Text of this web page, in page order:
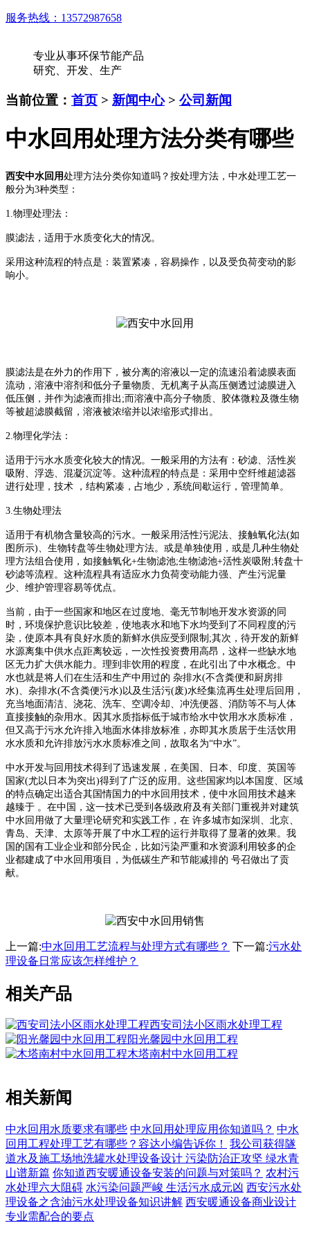
服务热线： 13572987658
专业从事环保节能产品
研究、开发、生产
当前位置： 首页 > 新闻中心> 公司新闻
中水回用处理方法分类有哪些
西安中水回用处理方法分类你知道吗？按处理方法，中水处理工艺一
般分为3种类型：
1.物理处理法：
膜滤法，适用于水质变化大的情况。
采用这种流程的特点是：装置紧凑，容易操作，以及受负荷变动的影
响小。
膜滤法是在外力的作用下，被分离的溶液以一定的流速沿着滤膜表面
流动，溶液中溶剂和低分子量物质、无机离子从高压侧透过滤膜进入
低压侧，并作为滤液而排出;而溶液中高分子物质、胶体微粒及微生物
等被超滤膜截留，溶液被浓缩并以浓缩形式排出。
2.物理化学法：
适用于污水水质变化较大的情况。一般采用的方法有：砂滤、活性炭
吸附、浮选、混凝沉淀等。这种流程的特点是：采用中空纤维超滤器
进行处理，技术 ，结构紧凑，占地少，系统间歇运行，管理简单。
3.生物处理法
适用于有机物含量较高的污水。一般采用活性污泥法、接触氧化法(如
图所示)、生物转盘等生物处理方法。或是单独使用，或是几种生物处
理方法组合使用，如接触氧化+生物滤池;生物滤池+活性炭吸附;转盘十
砂滤等流程。这种流程具有适应水力负荷变动能力强、产生污泥量
少、维护管理容易等优点。
当前，由于一些国家和地区在过度地、毫无节制地开发水资源的同
时，环境保护意识比较差，使地表水和地下水均受到了不同程度的污
染，使原本具有良好水质的新鲜水供应受到限制;其次，待开发的新鲜
水源离集中供水点距离较远，一次性投资费用高昂，这样一些缺水地
区无力扩大供水能力。理到非饮用的程度，在此引出了中水概念。中
水也就是将人们在生活和生产中用过的 杂排水(不含粪便和厨房排
水)、杂排水(不含粪便污水)以及生活污(废)水经集流再生处理后回用，
充当地面清洁、浇花、洗车、空调冷却、冲洗便器、消防等不与人体
直接接触的杂用水。因其水质指标低于城市给水中饮用水水质标准，
但又高于污水允许排入地面水体排放标准，亦即其水质居于生活饮用
水水质和允许排放污水水质标准之间，故取名为“中水”。
中水开发与回用技术得到了迅速发展，在美国、日本、印度、英国等
国家(尤以日本为突出)得到了广泛的应用。这些国家均以本国度、区域
的特点确定出适合其国情国力的中水回用技术，使中水回用技术越来
越臻于 。在中国，这一技术已受到各级政府及有关部门重视并对建筑
中水回用做了大量理论研究和实践工作，在 许多城市如深圳、北京、
青岛、天津、太原等开展了中水工程的运行并取得了显著的效果。我
国的国有工业企业和部分民企，比如污染严重和水资源利用较多的企
业都建成了中水回用项目，为低碳生产和节能减排的 号召做出了贡
献。
上一篇:中水回用工艺流程与处理方式有哪些？ 下一篇:污水处
理设备日常应该怎样维护？
相关产品
西安司法小区雨水处理工程
阳光馨园中水回用工程
木塔南村中水回用工程
相关新闻
中水回用水质要求有哪些 中水回用​处理应用你知道吗？ 中水
回用工程处理工艺有哪些？容达小编告诉你！
我公司获得隧
道水及施工场地洗罐水处理设备设计 污染防治正攻坚 绿水青
山谱新篇 你知道西安暖通设备安装的问题与对策吗？ 农村污
水处理六大阻碍 水污染问题严峻 生活污水成元凶 西安污水处
理设备之含油污水处理设备知识讲解 西安暖通设备商业设计
专业需配合的要点